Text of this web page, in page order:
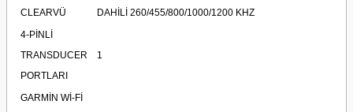
CLEARVÜ
DAHİLİ 260/455/800/1000/1200 KHZ
4-PİNLİ
TRANSDUCER
PORTLARI
1
GARMİN Wİ-Fİ